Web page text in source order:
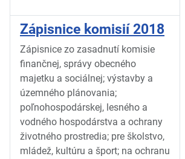
Zápisnice komisií 2018
Zápisnice zo zasadnutí komisie
finančnej, správy obecného
majetku a sociálnej; výstavby a
územného plánovania;
poľnohospodárskej, lesného a
vodného hospodárstva a ochrany
životného prostredia; pre školstvo,
mládež, kultúru a šport; na ochranu